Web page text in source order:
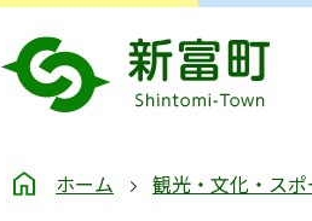
ホーム 観光・文化・スポ